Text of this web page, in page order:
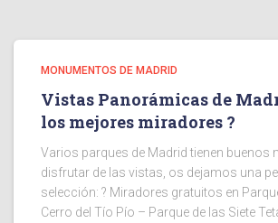
MONUMENTOS DE MADRID
Vistas Panorámicas de
los mejores miradores ?
Varios parques de Madrid tienen buenos
disfrutar de las vistas, os dejamos una
selección: ? Miradores gratuitos en
Cerro del Tío Pío – Parque de las Siete